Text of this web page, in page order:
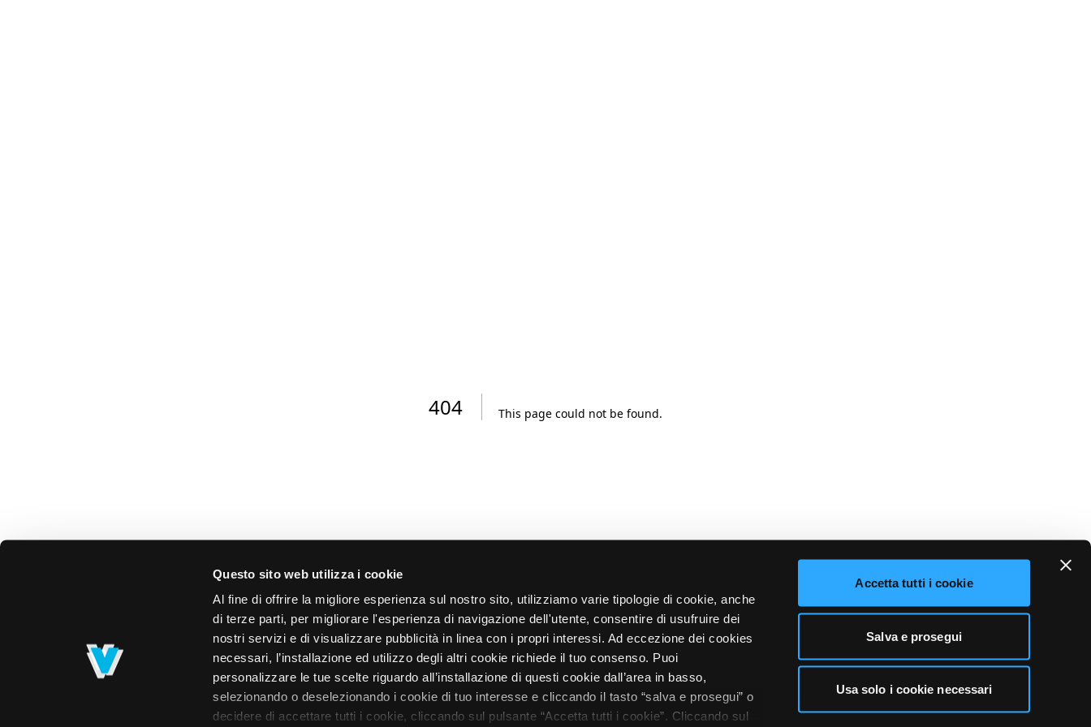
Questo sito web utilizza i cookie
Al fine di offrire la migliore esperienza sul nostro sito, utilizziamo varie tipologie di cookie, anche
di terze parti, per migliorare l'esperienza di navigazione dell'utente, consentire di usufruire dei
nostri servizi e di visualizzare pubblicità in linea con i propri interessi. Ad eccezione dei cookies
necessari, l’installazione ed utilizzo degli altri cookie richiede il tuo consenso. Puoi
personalizzare le tue scelte riguardo all’installazione di questi cookie dall’area in basso,
selezionando o deselezionando i cookie di tuo interesse e cliccando il tasto “salva e prosegui” o
decidere di accettare tutti i cookie, cliccando sul pulsante “Accetta tutti i cookie”. Cliccando sul
Accetta tutti i cookie
Salva e prosegui
Usa solo i cookie necessari
404 This page could not be found.